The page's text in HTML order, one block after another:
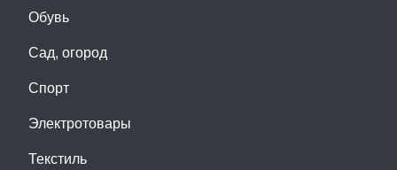
Обувь
Сад, огород
Спорт
Электротовары
Текстиль